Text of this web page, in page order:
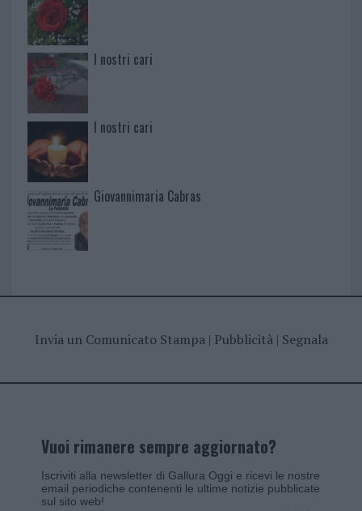
I nostri cari
I nostri cari
Giovannimaria Cabras
Invia un Comunicato Stampa| Pubblicità| Segnala
Vuoi rimanere sempre aggiornato?
Iscriviti alla newsletter di Gallura Oggi e ricevi le nostre
email periodiche contenenti le ultime notizie pubblicate
sul sito web!